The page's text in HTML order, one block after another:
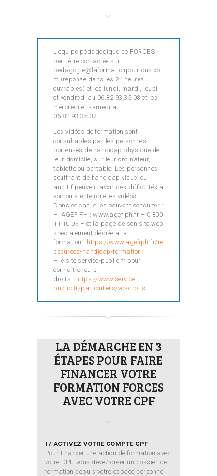
L’équipe pédagogique de FORCES
peut être contactée sur
pedagogie@laformationpourtous.co
m (réponse dans les 24 heures
ouvrables) et les lundi, mardi, jeudi
et vendredi au 06.82.93.35.08 et les
mercredi et samedi au
06.82.93.35.07.
Les vidéos de formation sont
consultables par les personnes
porteuses de handicap physique de
leur domicile, sur leur ordinateur,
tablette ou portable. Les personnes
souffrant de handicap visuel ou
auditif peuvent avoir des difficultés à
voir ou à entendre les vidéos.
Dans ce cas, elles peuvent consulter :
– l’AGEFIPH : www.agefiph.fr – 0 800
11 10 09 – et la page de son site web
spécialement dédiée à la
formation : https://www.agefiph.fr/re
ssources-handicap-formation
– le site service-public.fr pour
connaître leurs
droits : https://www.service-
public.fr/particuliers/vosdroits
LA DÉMARCHE EN 3
ÉTAPES POUR FAIRE
FINANCER VOTRE
FORMATION FORCES
AVEC VOTRE CPF
1/ ACTIVEZ VOTRE COMPTE CPF
Pour financer une action de formation avec
votre CPF, vous devez créer un dossier de
formation depuis votre espace personnel